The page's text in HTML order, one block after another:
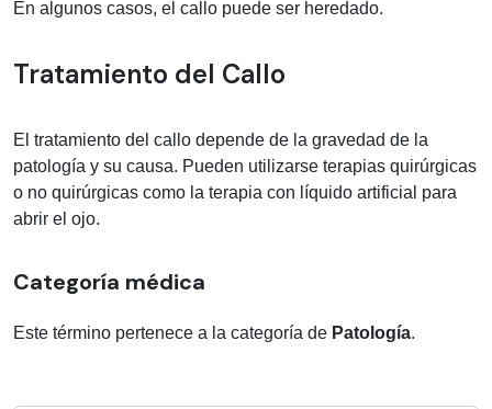
En algunos casos, el callo puede ser heredado.
Tratamiento del Callo
El tratamiento del callo depende de la gravedad de la
patología y su causa. Pueden utilizarse terapias quirúrgicas
o no quirúrgicas como la terapia con líquido artificial para
abrir el ojo.
Categoría médica
Este término pertenece a la categoría de Patología.